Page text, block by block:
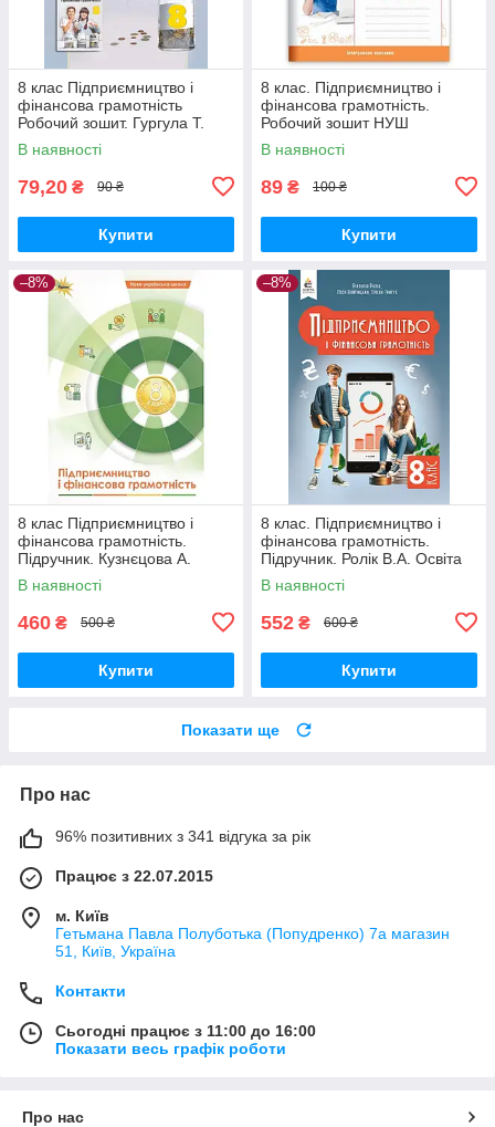
8 клас Підприємництво і
фінансова грамотність
Робочий зошит. Гургула Т.
Астон
В наявності
79,20 ₴ 90 ₴
Купити
8 клас. Підприємництво і
фінансова грамотність.
Робочий зошит НУШ
Стеценко Світич
В наявності
89 ₴ 100 ₴
Купити
–8%
8 клас Підприємництво і
фінансова грамотність.
Підручник. Кузнєцова А.
Оріон
В наявності
460 ₴ 500 ₴
Купити
–8%
8 клас. Підприємництво і
фінансова грамотність.
Підручник. Ролік В.А. Освіта
В наявності
552 ₴ 600 ₴
Купити
Показати ще
Про нас
96% позитивних з 341 відгука за рік
Працює з 22.07.2015
м. Київ
Гетьмана Павла Полуботька (Попудренко) 7а магазин
51, Київ, Україна
Контакти
Сьогодні працює з 11:00 до 16:00
Показати весь графік роботи
Про нас